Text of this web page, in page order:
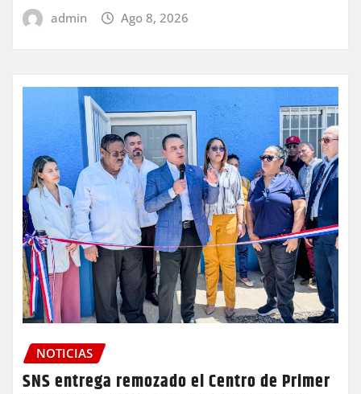
admin Ago 8, 2026
NOTICIAS
SNS entrega remozado el Centro de Primer